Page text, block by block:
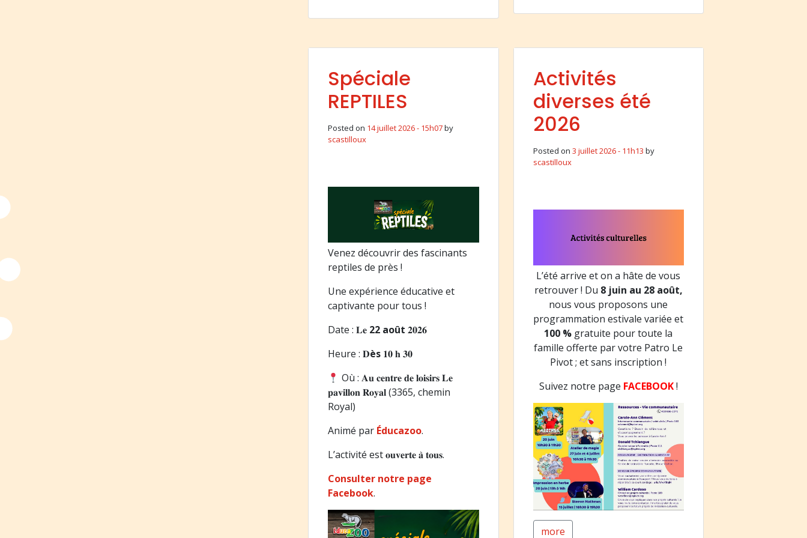
Spéciale
REPTILES
Posted on 14 juillet 2026 - 15h07by
scastilloux
Venez découvrir des fascinants
reptiles de près !
Une expérience éducative et
captivante pour tous !
Date : 𝐋𝐞 22 août 𝟐𝟎𝟐𝟔
Heure : 𝐃ès 𝟏𝟎 𝐡 𝟑𝟎
Où : 𝐀𝐮 𝐜𝐞𝐧𝐭𝐫𝐞 𝐝𝐞 𝐥𝐨𝐢𝐬𝐢𝐫𝐬 𝐋𝐞
𝐩𝐚𝐯𝐢𝐥𝐥𝐨𝐧 𝐑𝐨𝐲𝐚𝐥 (3365, chemin
Royal)
Animé par Éducazoo.
L’activité est 𝐨𝐮𝐯𝐞𝐫𝐭𝐞 𝐚̀ 𝐭𝐨𝐮𝐬.
Consulter notre page
Facebook.
Activités
diverses été
2026
Posted on 3 juillet 2026 - 11h13 by
scastilloux
L’été arrive et on a hâte de vous
retrouver ! Du 8 juin au 28 août,
nous vous proposons une
programmation estivale variée et
100 % gratuite pour toute la
famille offerte par votre Patro Le
Pivot ; et sans inscription !
Suivez notre page FACEBOOK!
more